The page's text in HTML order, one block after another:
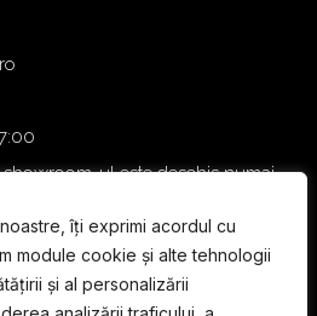
îți exprimi acordul cu
module cookie și alte tehnologii
și al personalizării
ul este deschis numai